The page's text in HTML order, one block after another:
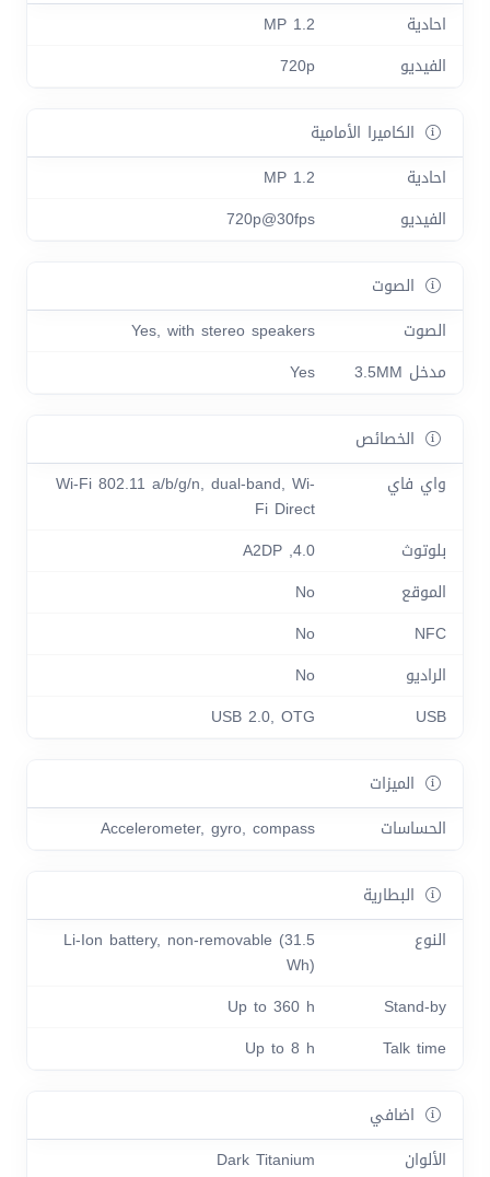
احادية
1.2 MP
الفيديو
720p
الكاميرا الأمامية
احادية
1.2 MP
الفيديو
720p@30fps
الصوت
الصوت
Yes, with stereo speakers
مدخل 3.5MM
Yes
الخصائص
واي فاي
Wi-Fi 802.11 a/b/g/n, dual-band, Wi-
Fi Direct
بلوتوث
4.0, A2DP
الموقع
No
NFC
No
الراديو
No
USB
USB 2.0, OTG
الميزات
الحساسات
Accelerometer, gyro, compass
البطارية
النوع
Li-Ion battery, non-removable (31.5
Wh)
Stand-by
Up to 360 h
Talk time
Up to 8 h
اضافي
الألوان
Dark Titanium